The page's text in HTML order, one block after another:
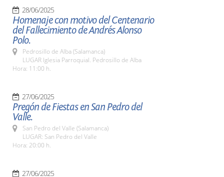
28/06/2025
Homenaje con motivo del Centenario
del Fallecimiento de Andrés Alonso
Polo.
Pedrosillo de Alba (Salamanca)
LUGAR Iglesia Parroquial. Pedrosillo de Alba
Hora: 11:00 h.
27/06/2025
Pregón de Fiestas en San Pedro del
Valle.
San Pedro del Valle (Salamanca)
LUGAR: San Pedro del Valle
Hora: 20:00 h.
27/06/2025